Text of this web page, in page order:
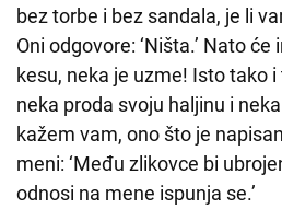
bez torbe i bez sandala, je li
Oni odgovore: ‘Ništa.’ Nato će
kesu, neka je uzme! Isto tako
neka proda svoju haljinu i
kažem vam, ono što je
meni: ‘Među zlikovce bi
odnosi na mene ispunja se.’